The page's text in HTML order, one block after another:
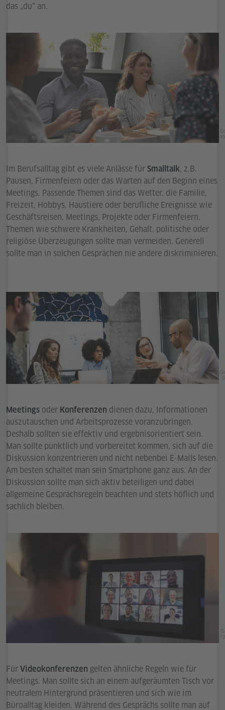
das „du“ an.
Im Berufsalltag gibt es viele Anlässe für Smalltalk, z.B.
Pausen, Firmenfeiern oder das Warten auf den Beginn eines
Meetings. Passende Themen sind das Wetter, die Familie,
Freizeit, Hobbys, Haustiere oder berufliche Ereignisse wie
Geschäftsreisen, Meetings, Projekte oder Firmenfeiern.
Themen wie schwere Krankheiten, Gehalt, politische oder
religiöse Überzeugungen sollte man vermeiden. Generell
sollte man in solchen Gesprächen nie andere diskriminieren.
Meetings oder Konferenzen dienen dazu, Informationen
auszutauschen und Arbeitsprozesse voranzubringen.
Deshalb sollten sie effektiv und ergebnisorientiert sein.
Man sollte pünktlich und vorbereitet kommen, sich auf die
Diskussion konzentrieren und nicht nebenbei E-Mails lesen.
Am besten schaltet man sein Smartphone ganz aus. An der
Diskussion sollte man sich aktiv beteiligen und dabei
allgemeine Gesprächsregeln beachten und stets höflich und
sachlich bleiben.
Für Videokonferenzen gelten ähnliche Regeln wie für
Meetings. Man sollte sich an einem aufgeräumten Tisch vor
neutralem Hintergrund präsentieren und sich wie im
Büroalltag kleiden. Während des Gesprächs sollte man auf